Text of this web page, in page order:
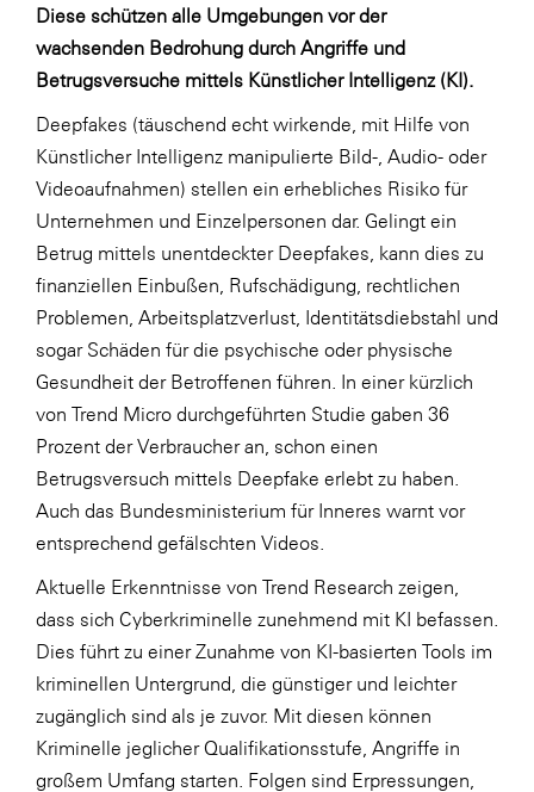
Die Menü-Manufaktur
MTH Retail Group
OMV
OptimaMed
PAGRO
PHH Rechtsanwält:innen
Primark
Salesforce
sebamed
SeneCura
SERVICE&MORE
SKINUANCE®
Somfy
Sony DADC
SPIEGLTEC
STIHL Tirol
Trend Micro
TAG GmbH
Diese schützen alle Umgebungen vor der
wachsenden Bedrohung durch Angriffe und
Betrugsversuche mittels Künstlicher Intelligenz (KI).
Deepfakes (täuschend echt wirkende, mit Hilfe von
Künstlicher Intelligenz manipulierte Bild-, Audio- oder
Videoaufnahmen) stellen ein erhebliches Risiko für
Unternehmen und Einzelpersonen dar. Gelingt ein
Betrug mittels unentdeckter Deepfakes, kann dies zu
finanziellen Einbußen , Rufschädigung, rechtlichen
Problemen, Arbeitsplatzverlust, Identitätsdiebstahl und
sogar Schäden für die psychische oder physische
Gesundheit der Betroffenen führen. In einer kürzlich
von Trend Micro durchgeführten Studie gaben 36
Prozent der Verbraucher an, schon einen
Betrugsversuch mittels Deepfake erlebt zu haben.
Auch das Bundesministerium für Inneres warnt vor
entsprechend gefälschten Videos.
Aktuelle Erkenntnisse von Trend Research zeigen,
dass sich Cyberkriminelle zunehmend mit KI befassen.
Dies führt zu einer Zunahme von KI-basierten Tools im
kriminellen Untergrund, die günstiger und leichter
zugänglich sind als je zuvor. Mit diesen können
Kriminelle jeglicher Qualifikationsstufe, Angriffe in
großem Umfang starten. Folgen sind Erpressungen,